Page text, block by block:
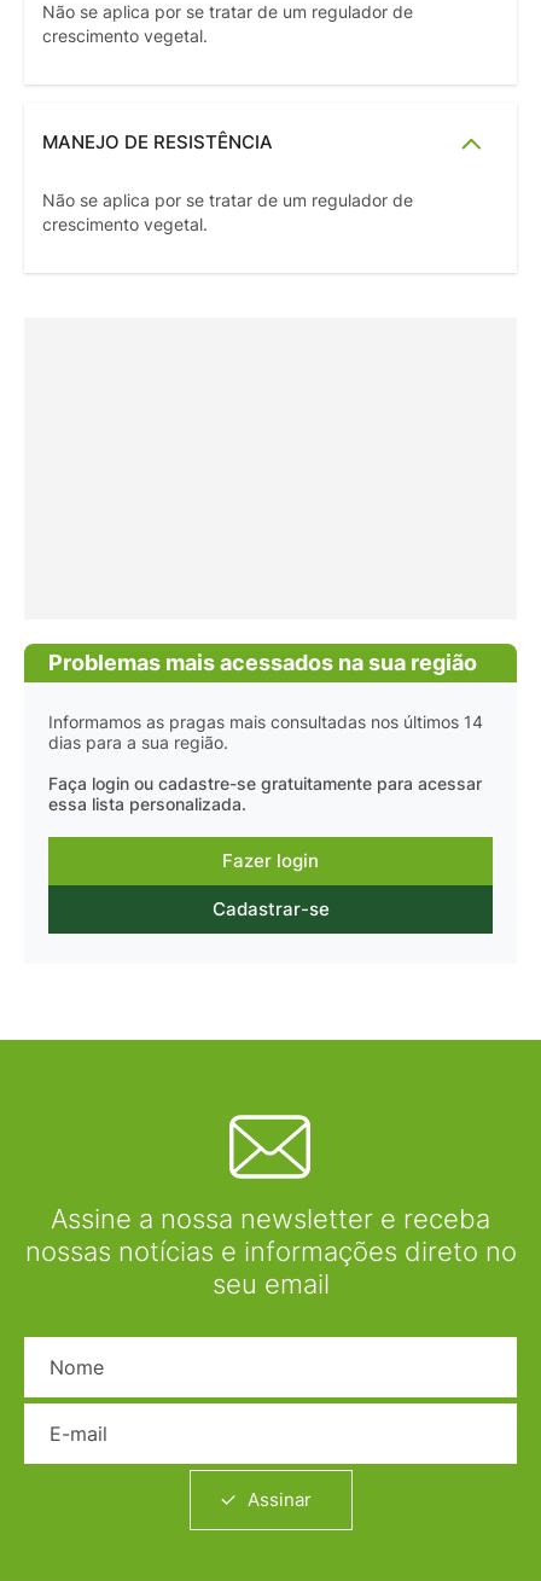
Não se aplica por se tratar de um regulador de
crescimento vegetal.
MANEJO DE RESISTÊNCIA
Não se aplica por se tratar de um regulador de
crescimento vegetal.
Problemas mais acessados na sua região
Informamos as pragas mais consultadas nos últimos 14
dias para a sua região.
Faça login ou cadastre-se gratuitamente para acessar
essa lista personalizada.
Fazer login
Cadastrar-se
Assine a nossa newsletter e receba
nossas notícias e informações direto no
seu email
Assinar